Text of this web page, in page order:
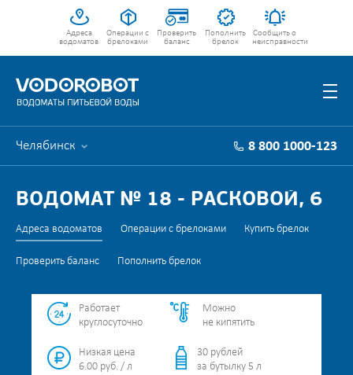
Адреса
водоматов
Операции с
брелоками
Проверить
баланс
Пополнить
брелок
Сообщить о
неисправности
Челябинск 8 800 1000-123
ВОДОМАТ № 18 - РАСКОВОЙ, 6
Адреса водоматов Операции с брелоками Купить брелок
Проверить баланс Пополнить брелок
Работает
круглосуточно
Можно
не кипятить
Низкая цена
6.00 руб. / л
30 рублей
за бутылку 5 л